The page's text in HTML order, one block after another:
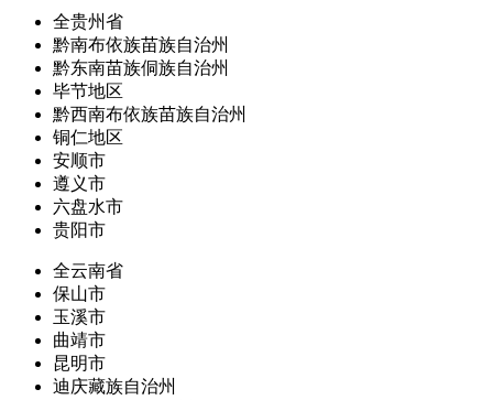
全贵州省
黔南布依族苗族自治州
黔东南苗族侗族自治州
毕节地区
黔西南布依族苗族自治州
铜仁地区
安顺市
遵义市
六盘水市
贵阳市
全云南省
保山市
玉溪市
曲靖市
昆明市
迪庆藏族自治州